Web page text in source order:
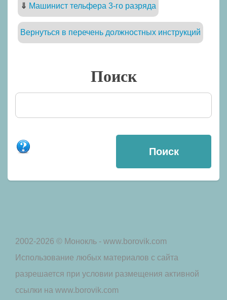
⇓ Машинист тельфера 3-го разряда
Вернуться в перечень должностных инструкций
Поиск
2002-2026 © Монокль - www.borovik.com
Использование любых материалов с сайта
разрешается при условии размещения активной
ссылки на www.borovik.com